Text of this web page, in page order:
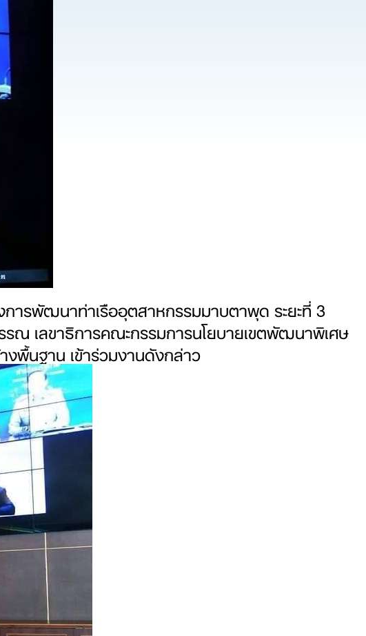
ารพัฒนาท่าเรืออุตสาหกรรมมาบตาพุด ระยะที่ 3
เลขาธิการคณะกรรมการนโยบายเขตพัฒนาพิเศษ
พื้นฐาน เข้าร่วมงานดังกล่าว